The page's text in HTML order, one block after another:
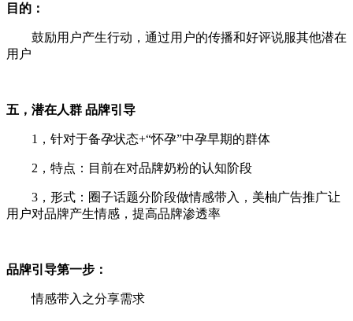
目的：
鼓励用户产生行动，通过用户的传播和好评说服其他潜在
用户
五，潜在人群 品牌引导
1，针对于备孕状态+“怀孕”中孕早期的群体
2，特点：目前在对品牌奶粉的认知阶段
3，形式：圈子话题分阶段做情感带入，美柚广告推广让
用户对品牌产生情感，提高品牌渗透率
品牌引导第一步：
情感带入之分享需求